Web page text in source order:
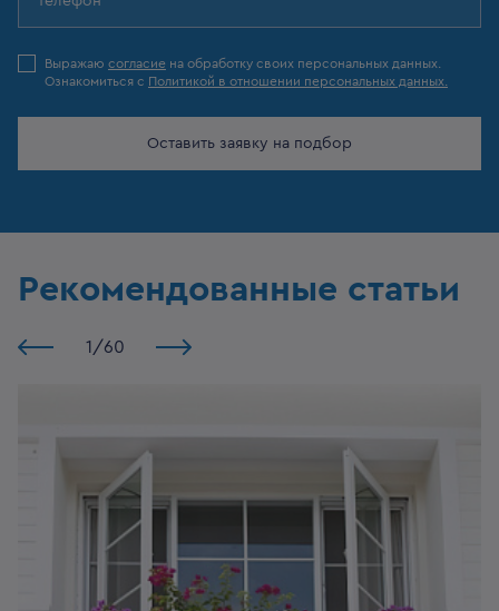
Выражаю согласие на обработку своих персональных данных.
Ознакомиться с Политикой в отношении персональных данных.
Оставить заявку на подбор
Рекомендованные статьи
1 /60